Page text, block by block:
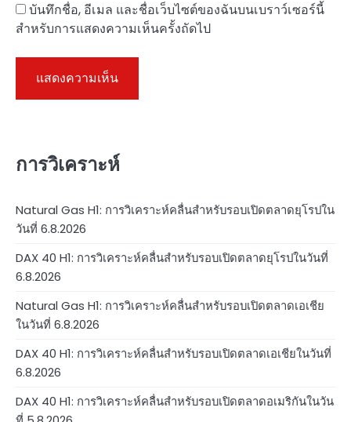
บันทึกชื่อ, อีเมล และชื่อเว็บไซต์ของฉันบนเบราว์เซอร์นี้
สำหรับการแสดงความเห็นครั้งถัดไป
การวิเคราะห์
Natural Gas H1: การวิเคราะห์คลื่นสำหรับรอบเปิดตลาดยุโรปใน
วันที่ 6.8.2026
DAX 40 H1: การวิเคราะห์คลื่นสำหรับรอบเปิดตลาดยุโรปในวันที่
6.8.2026
Natural Gas H1: การวิเคราะห์คลื่นสำหรับรอบเปิดตลาดเอเชีย
ในวันที่ 6.8.2026
DAX 40 H1: การวิเคราะห์คลื่นสำหรับรอบเปิดตลาดเอเชียในวันที่
6.8.2026
DAX 40 H1: การวิเคราะห์คลื่นสำหรับรอบเปิดตลาดอเมริกันในวัน